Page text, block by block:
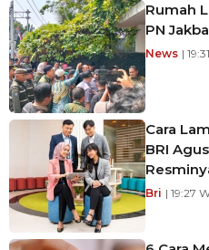
Rumah
PN
News |
Cara
BRI
Bri | 19:27